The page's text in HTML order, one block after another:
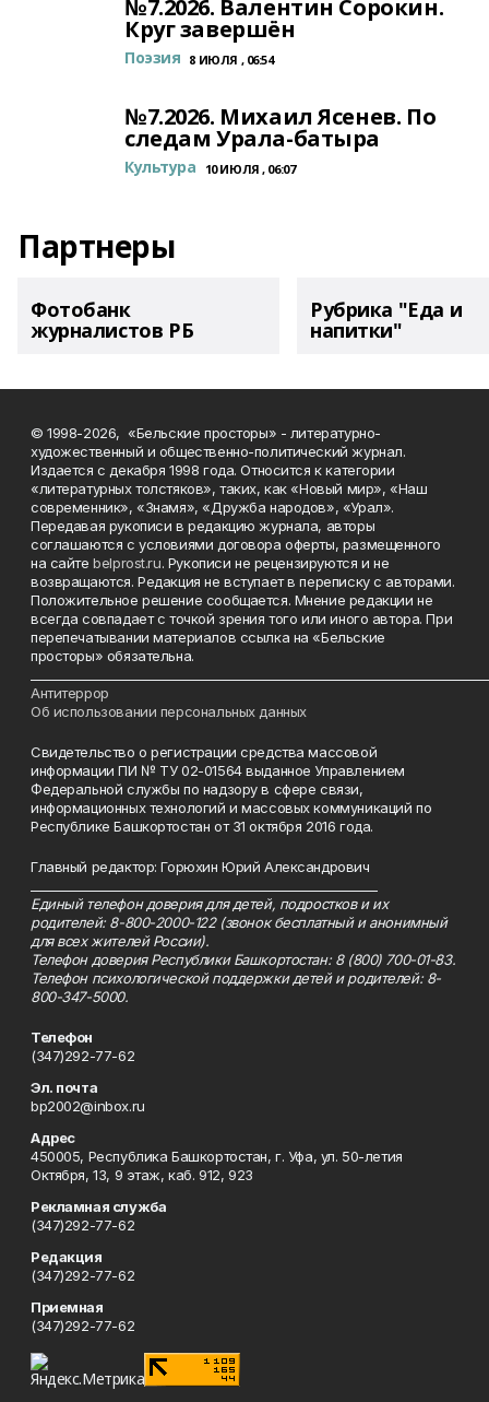
№7.2026. Валентин Сорокин.
Круг завершён
Поэзия 8 ИЮЛЯ , 06:54
№7.2026. Михаил Ясенев. По
следам Урала-батыра
Культура 10 ИЮЛЯ , 06:07
Партнеры
Фотобанк
журналистов РБ
Рубрика "Еда и
напитки"
© 1998-2026, «Бельские просторы» - литературно-
художественный и общественно-политический журнал.
Издается с декабря 1998 года. Относится к категории
«литературных толстяков», таких, как «Новый мир», «Наш
современник», «Знамя», «Дружба народов», «Урал».
Передавая рукописи в редакцию журнала, авторы
соглашаются с условиями договора оферты, размещенного
на сайтеbelprost.ru. Рукописи не рецензируются и не
возвращаются. Редакция не вступает в переписку с авторами.
Положительное решение сообщается. Мнение редакции не
всегда совпадает с точкой зрения того или иного автора. При
перепечатывании материалов ссылка на «Бельские
просторы» обязательна.
Антитеррор
Об использовании персональных данных
Свидетельство о регистрации средства массовой
информации ПИ № ТУ 02-01564 выданное Управлением
Федеральной службы по надзору в сфере связи,
информационных технологий и массовых коммуникаций по
Республике Башкортостан от 31 октября 2016 года.
Главный редактор: Горюхин Юрий Александрович
Единый телефон доверия для детей, подростков и их
родителей: 8-800-2000-122 (звонок бесплатный и анонимный
для всех жителей России).
Телефон доверия Республики Башкортостан: 8 (800) 700-01-83.
Телефон психологической поддержки детей и родителей: 8-
800-347-5000.
Телефон
(347)292-77-62
Эл. почта
bp2002@inbox.ru
Адрес
450005, Республика Башкортостан, г. Уфа, ул. 50-летия
Октября, 13, 9 этаж, каб. 912, 923
Рекламная служба
(347)292-77-62
Редакция
(347)292-77-62
Приемная
(347)292-77-62